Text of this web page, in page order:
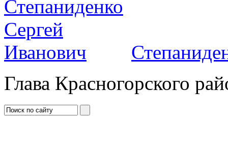
Глава Красногорского